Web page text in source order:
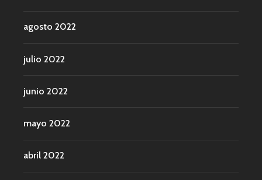
agosto 2022
julio 2022
junio 2022
mayo 2022
abril 2022